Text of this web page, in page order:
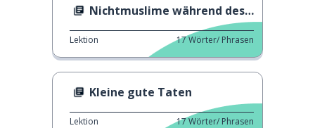
Nichtmuslime während des Ramadan
Lektion 17Wörter/ Phrasen
Kleine gute Taten
Lektion 17Wörter/ Phrasen